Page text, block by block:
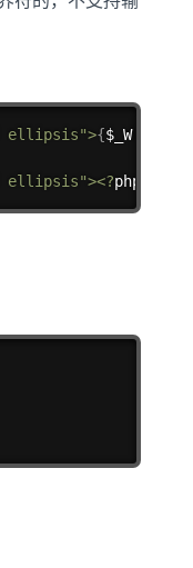
ellipsis">{$_W[
ellipsis"><?php echo